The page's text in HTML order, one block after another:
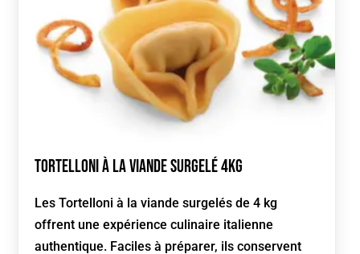
Tortelloni à la viande Surgelé 4kg
Les Tortelloni à la viande surgelés de 4 kg
offrent une expérience culinaire italienne
authentique. Faciles à préparer, ils conservent